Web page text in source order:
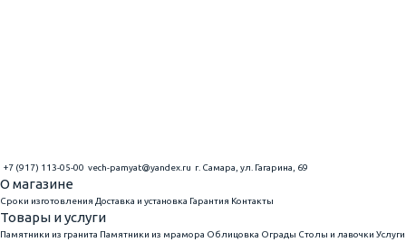
+7 (917) 113-05-00 vech-pamyat@yandex.ru г. Самара, ул. Гагарина, 69
О магазине
Сроки изготовления Доставка и установка Гарантия Контакты
Товары и услуги
Памятники из гранита Памятники из мрамора Облицовка Ограды Столы и лавочки Услуги